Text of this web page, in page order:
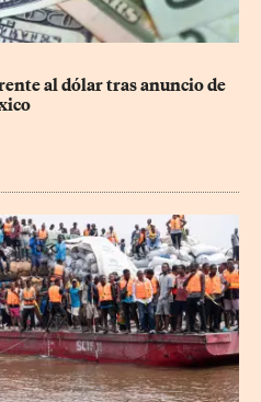
al dólar tras anuncio de